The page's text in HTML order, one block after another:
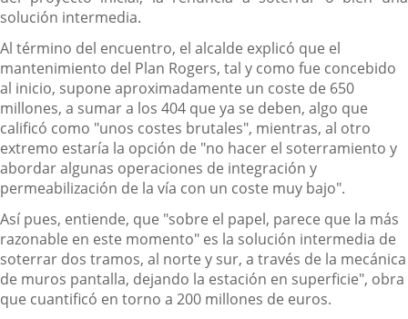
solución intermedia.
Al término del encuentro, el alcalde explicó que el
mantenimiento del Plan Rogers, tal y como fue concebido
al inicio, supone aproximadamente un coste de 650
millones, a sumar a los 404 que ya se deben, algo que
calificó como "unos costes brutales", mientras, al otro
extremo estaría la opción de "no hacer el soterramiento y
abordar algunas operaciones de integración y
permeabilización de la vía con un coste muy bajo".
Así pues, entiende, que "sobre el papel, parece que la más
razonable en este momento" es la solución intermedia de
soterrar dos tramos, al norte y sur, a través de la mecánica
de muros pantalla, dejando la estación en superficie", obra
que cuantificó en torno a 200 millones de euros.